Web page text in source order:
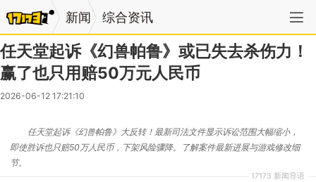
新闻 综合资讯
任天堂起诉《幻兽帕鲁》或已失去杀伤力！
赢了也只用赔50万元人民币
2026-06-12 17:21:10
17173 新闻导语
任天堂起诉《幻兽帕鲁》大反转！最新司法文件显示诉讼范围大幅缩小，
即使胜诉也只赔50万人民币，下架风险骤降。了解案件最新进展与游戏修改细
节。